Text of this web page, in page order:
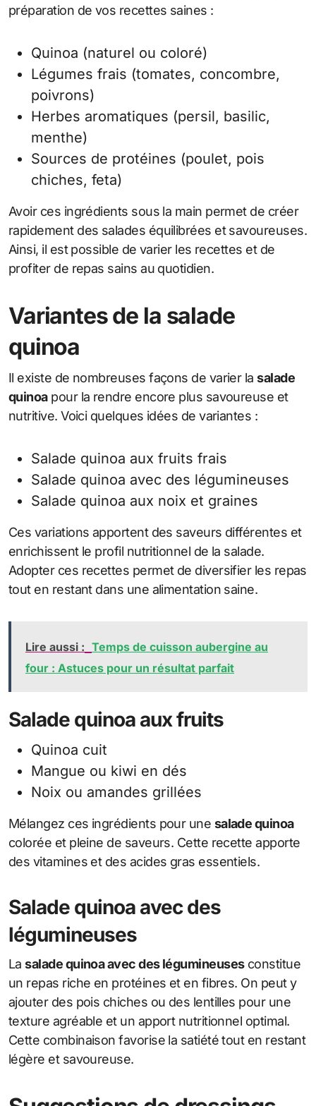
préparation de vos recettes saines :
Quinoa (naturel ou coloré)
Légumes frais (tomates, concombre,
poivrons)
Herbes aromatiques (persil, basilic,
menthe)
Sources de protéines (poulet, pois
chiches, feta)
Avoir ces ingrédients sous la main permet de créer
rapidement des salades équilibrées et savoureuses.
Ainsi, il est possible de varier les recettes et de
profiter de repas sains au quotidien.
Variantes de la salade
quinoa
Il existe de nombreuses façons de varier lasalade
quinoapour la rendre encore plus savoureuse et
nutritive. Voici quelques idées de variantes :
Salade quinoa aux fruits frais
Salade quinoa avec des légumineuses
Salade quinoa aux noix et graines
Ces variations apportent des saveurs différentes et
enrichissent le profil nutritionnel de la salade.
Adopter ces recettes permet de diversifier les repas
tout en restant dans une alimentation saine.
Lire aussi : Temps de cuisson aubergine au
four : Astuces pour un résultat parfait
Salade quinoa aux fruits
Quinoa cuit
Mangue ou kiwi en dés
Noix ou amandes grillées
Mélangez ces ingrédients pour une salade quinoa
colorée et pleine de saveurs. Cette recette apporte
des vitamines et des acides gras essentiels.
Salade quinoa avec des
légumineuses
Lasalade quinoa avec des légumineusesconstitue
un repas riche en protéines et en fibres. On peut y
ajouter des pois chiches ou des lentilles pour une
texture agréable et un apport nutritionnel optimal.
Cette combinaison favorise la satiété tout en restant
légère et savoureuse.